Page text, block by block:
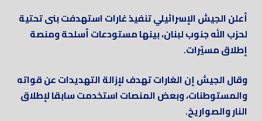
أعلن الجيش الإسرائيلي تنفيذ غارات استهدفت بنى تحتية
لحزب الله جنوب لبنان، بينها مستودعات أسلحة ومنصة
إطلاق مسيّرات.
وقال الجيش إن الغارات تهدف لإزالة التهديدات عن قواته
والمستوطنات، وبعض المنصات استخدمت سابقا لإطلاق
النار والصواريخ.